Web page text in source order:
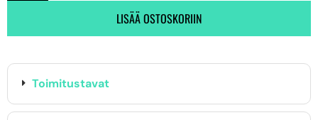
LISÄÄ OSTOSKORIIN
Toimitustavat